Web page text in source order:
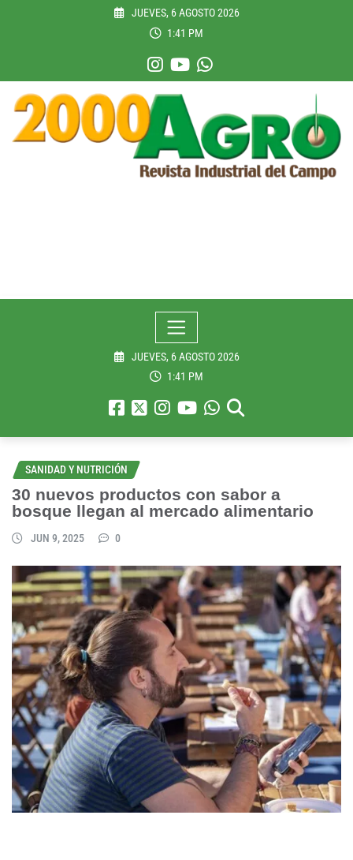
JUEVES, 6 AGOSTO 2026
1:41 PM
JUEVES, 6 AGOSTO 2026
1:41 PM
SANIDAD Y NUTRICIÓN
30 nuevos productos con sabor a
bosque llegan al mercado alimentario
JUN 9, 2025 0